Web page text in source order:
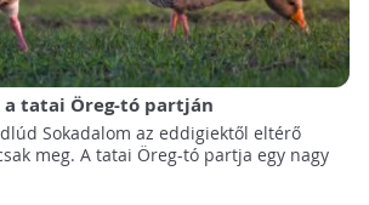
tatai Öreg-tó partján
Sokadalom az eddigiektől eltérő
meg. A tatai Öreg-tó partja egy nagy